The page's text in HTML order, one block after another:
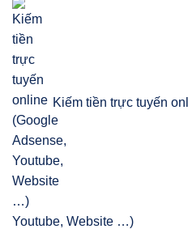
Kiếm tiền trực tuyến
Youtube, Website …)